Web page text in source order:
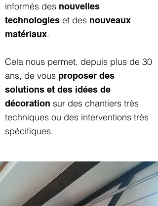
informés des nouvelles
technologies et des nouveaux
matériaux.
Cela nous permet, depuis plus de 30
ans, de vous proposer des
solutions et des idées de
décoration sur des chantiers très
techniques ou des interventions très
spécifiques.